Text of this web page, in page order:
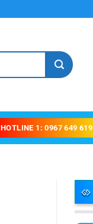
HOTLINE 1: 0967 649 619